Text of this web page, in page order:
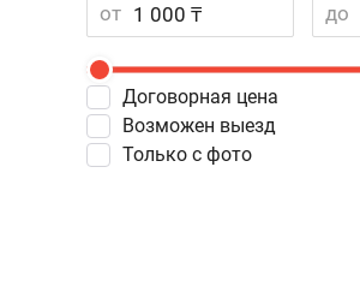
от до
Договорная цена
Возможен выезд
Только с фото